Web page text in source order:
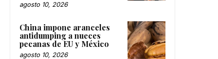
agosto 10, 2026
China impone aranceles
antidumping a nueces
pecanas de EU y México
agosto 10, 2026